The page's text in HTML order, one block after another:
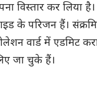
विस्तार कर लिया है।
के परिजन हैं।
वार्ड में एडमिट
जा चुके हैं।